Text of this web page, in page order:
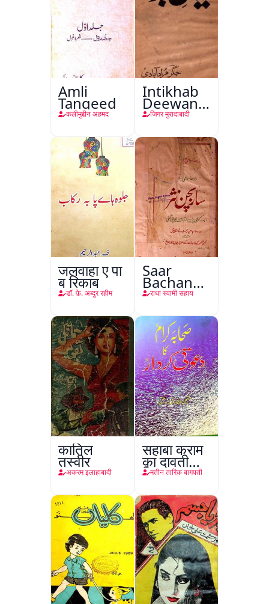
Amli
Tanqeed
कलीमुद्दीन अहमद
Intikhab
Deewan-
e-Jigar
जिगर मुरादाबादी
जलवाहा ए पा
ब रिकाब
डाॅ. फ़े. अब्दुर रहीम
Saar
Bachan
Nasr
राधा स्वामी सहाय
कातिल
तस्वीर
अकरम इलाहाबादी
सहाबा कराम
का दावती
किरदार
मतीन तारिक़ बाग़पती